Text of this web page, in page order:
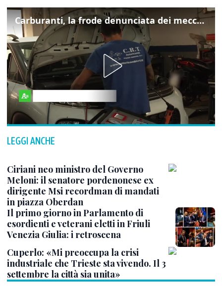
Carburanti, la frode denunciata dei meccanici: "Acqua in gasolio e benzina"
LEGGI ANCHE
Ciriani neo ministro del Governo
Meloni: il senatore pordenonese ex
dirigente Msi recordman di mandati
in piazza Oberdan
Il primo giorno in Parlamento di
esordienti e veterani eletti in Friuli
Venezia Giulia: i retroscena
Cuperlo: «Mi preoccupa la crisi
industriale che Trieste sta vivendo. Il 3
settembre la città sia unita»